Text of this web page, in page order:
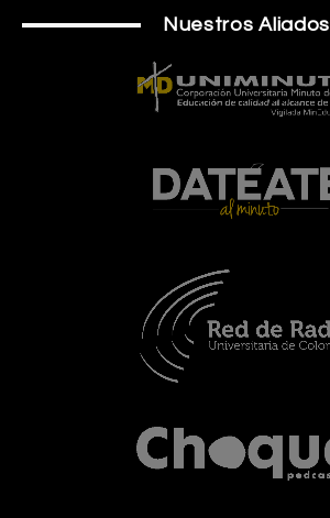
Nuestros Aliados